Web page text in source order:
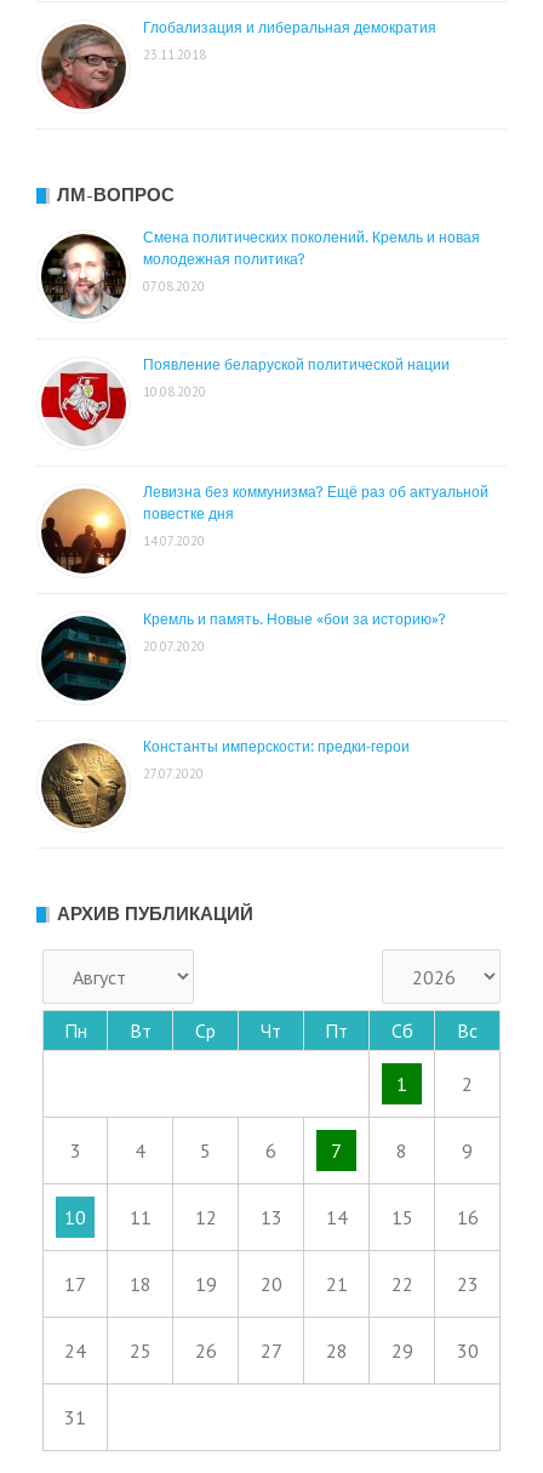
Глобализация и либеральная демократия
23.11.2018
ЛМ-ВОПРОС
Смена политических поколений. Кремль и новая
молодежная политика?
07.08.2020
Появление беларуской политической нации
10.08.2020
Левизна без коммунизма? Ещё раз об актуальной
повестке дня
14.07.2020
Кремль и память. Новые «бои за историю»?
20.07.2020
Константы имперскости: предки-герои
27.07.2020
АРХИВ ПУБЛИКАЦИЙ
Пн Вт Ср Чт Пт Сб Вс
1 2
3 4 5 6 7 8 9
10 11 12 13 14 15 16
17 18 19 20 21 22 23
24 25 26 27 28 29 30
31